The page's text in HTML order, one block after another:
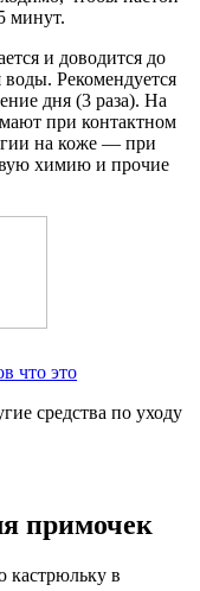
минут.
и доводится до
Рекомендуется
дня (3 раза). На
при контактном
на коже — при
химию и прочие
что это
средства по уходу
примочек
кастрюльку в